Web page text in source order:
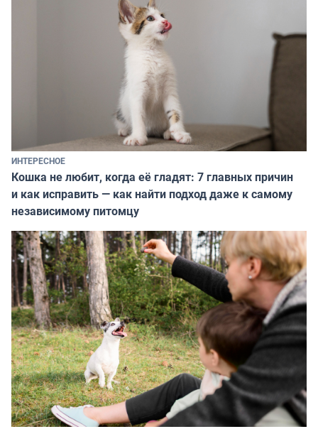
ИНТЕРЕСНОЕ
Кошка не любит, когда её гладят: 7 главных причин
и как исправить — как найти подход даже к самому
независимому питомцу